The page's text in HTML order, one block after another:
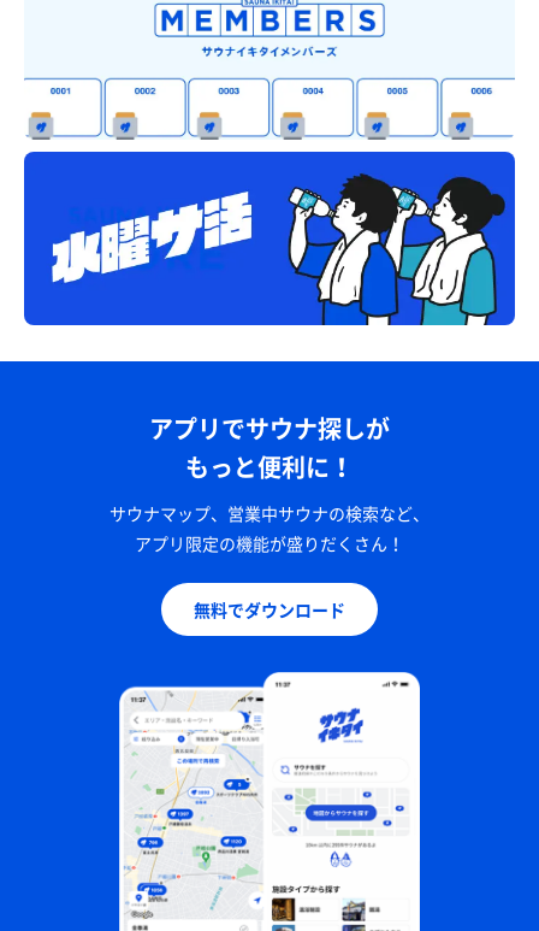
アプリでサウナ探しが
もっと便利に！
サウナマップ、営業中サウナの検索など、
アプリ限定の機能が盛りだくさん！
無料でダウンロード